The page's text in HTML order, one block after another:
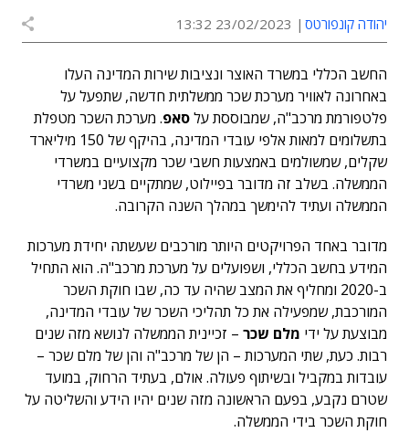
יהודה קונפורטס 23/02/2023 13:32
החשב הכללי במשרד האוצר ונציבות שירות המדינה העלו
באחרונה לאוויר מערכת שכר ממשלתית חדשה, שתפעל על
פלטפורמת מרכב"ה, שמבוססת עלסאפ. מערכת השכר מטפלת
בתשלומים למאות אלפי עובדי המדינה, בהיקף של 150 מיליארד
שקלים, שמשולמים באמצעות חשבי שכר מקצועיים במשרדי
הממשלה. בשלב זה מדובר בפיילוט, שמתקיים בשני משרדי
הממשלה ועתיד להימשך במהלך השנה הקרובה.
מדובר באחד הפרויקטים היותר מורכבים שעשתה יחידת מערכות
המידע בחשב הכללי, ושפועלים על מערכת מרכב"ה. הוא התחיל
ב-2020 ומחליף את המצב שהיה עד כה, שבו חוקת השכר
המורכבת, שמפעילה את כל תהליכי השכר של עובדי המדינה,
מבוצעת על ידי מלם שכר – זכיינית הממשלה לנושא מזה שנים
רבות. כעת, שתי המערכות – הן של מרכב"ה והן של מלם שכר –
עובדות במקביל ובשיתוף פעולה. אולם, בעתיד הרחוק, במועד
שטרם נקבע, בפעם הראשונה מזה שנים יהיו הידע והשליטה על
חוקת השכר בידי הממשלה.